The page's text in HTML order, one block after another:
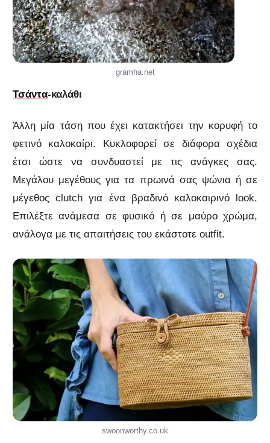
gramha.net
Τσάντα-καλάθι
Άλλη μία τάση που έχει κατακτήσει την κορυφή το
φετινό καλοκαίρι. Κυκλοφορεί σε διάφορα σχέδια
έτσι ώστε να συνδυαστεί με τις ανάγκες σας.
Μεγάλου μεγέθους για τα πρωινά σας ψώνια ή σε
μέγεθος clutch για ένα βραδινό καλοκαιρινό look.
Επιλέξτε ανάμεσα σε φυσικό ή σε μαύρο χρώμα,
ανάλογα με τις απαιτήσεις του εκάστοτε outfit.
swoonworthy.co.uk